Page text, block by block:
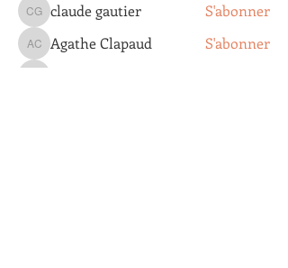
claude gautier
claude gautier S'abonner
Agathe Clapaud
Agathe Clapaud S'abonner